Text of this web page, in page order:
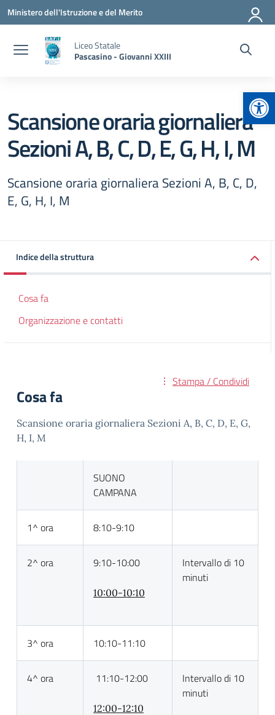
Vai ai contenuti
Vai al menu di navigazione
Vai al footer
Ministero dell'Istruzione e del Merito
Liceo Statale
Pascasino - Giovanni XXIII
Scansione oraria giornaliera
Sezioni A, B, C, D, E, G, H, I, M
Scansione oraria giornaliera Sezioni A, B, C, D,
E, G, H, I, M
Indice della struttura
Cosa fa
Organizzazione e contatti
Stampa / Condividi
Cosa fa
Scansione oraria giornaliera Sezioni A, B, C, D, E, G,
H, I, M
SUONO
CAMPANA
1^ ora 8:10-9:10
2^ ora 9:10-10:00
10:00-10:10
Intervallo di 10
minuti
3^ ora 10:10-11:10
4^ ora 11:10-12:00
12:00-12:10
Intervallo di 10
minuti